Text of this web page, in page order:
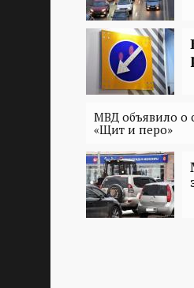
МВД объявило о
«Щит и перо»